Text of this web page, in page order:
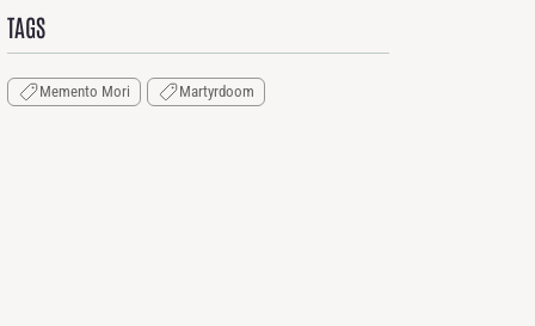
TAGS
Memento Mori Martyrdoom